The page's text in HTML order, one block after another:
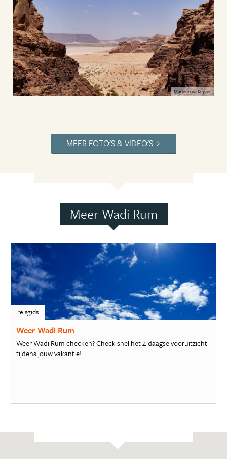
Marleen de Keyzer
MEER FOTO'S & VIDEO'S
Meer Wadi Rum
reisgids
Weer Wadi Rum
Weer Wadi Rum checken? Check snel het 4 daagse vooruitzicht
tijdens jouw vakantie!